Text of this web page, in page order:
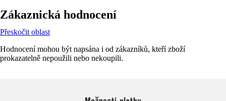
Zákaznická hodnocení
Přeskočit oblast
Hodnocení mohou být napsána i od zákazníků, kteří zboží
prokazatelně nepoužili nebo nekoupili.